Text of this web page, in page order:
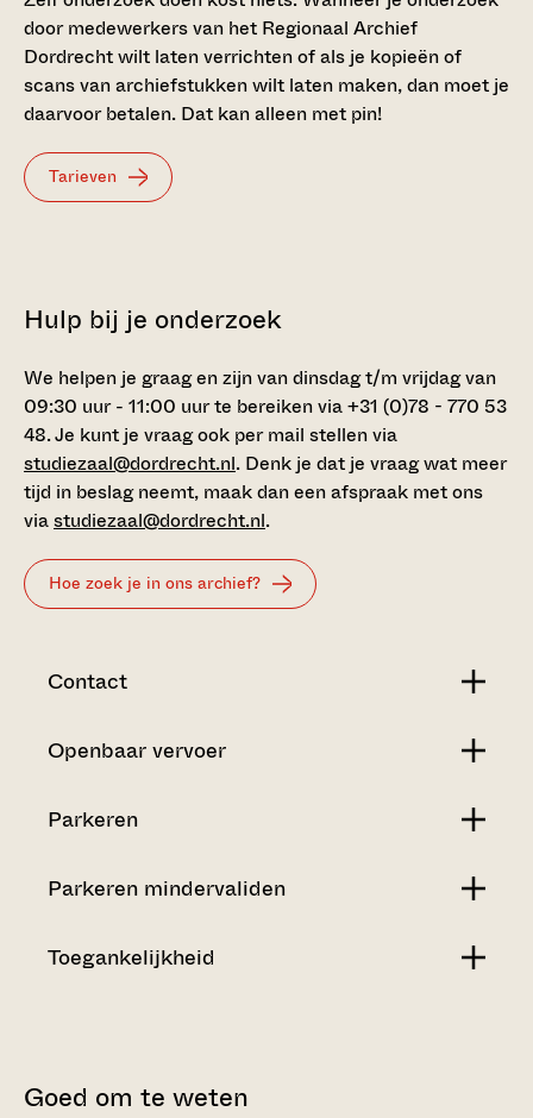
door medewerkers van het Regionaal Archief
Dordrecht wilt laten verrichten of als je kopieën of
scans van archiefstukken wilt laten maken, dan moet je
daarvoor betalen. Dat kan alleen met pin!
Tarieven
Hulp bij je onderzoek
We helpen je graag en zijn van dinsdag t/m vrijdag van
09:30 uur - 11:00 uur te bereiken via +31 (0)78 - 770 53
48. Je kunt je vraag ook per mail stellen via
studiezaal@dordrecht.nl. Denk je dat je vraag wat meer
tijd in beslag neemt, maak dan een afspraak met ons
viastudiezaal@dordrecht.nl.
Hoe zoek je in ons archief?
Contact
Openbaar vervoer
Parkeren
Parkeren mindervaliden
Toegankelijkheid
Goed om te weten